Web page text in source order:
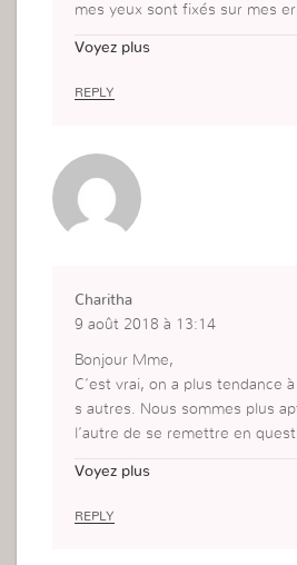
mes yeux sont fixés sur mes
ur les vaincre. Et là j’ai cette
l’autre.
Voyez plus
REPLY
Charitha
9 août 2018 à 13:14
Bonjour Mme,
C’est vrai, on a plus tendance
s autres. Nous sommes plus
l’autre de se remettre en
mièrement.
Je dois me remettre en
Voyez plus
REPLY